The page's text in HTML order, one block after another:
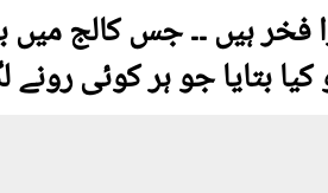
فخر ہیں ۔۔ جس کالج میں
بتایا جو ہر کوئی رونے